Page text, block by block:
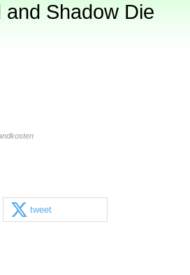
and Shadow Die
tweet